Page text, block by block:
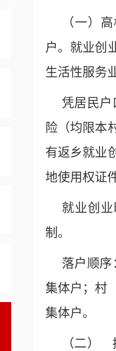
（一）
户。就业创
生活性服务
凭居民户
险（均限本
有返乡就业
地使用权证
就业创
制。
落户顺
集体户；村
集体户。
（二）